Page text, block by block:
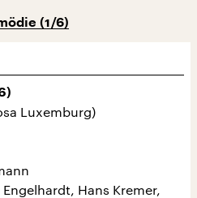
(1/6)
Luxemburg)
Hans Kremer,